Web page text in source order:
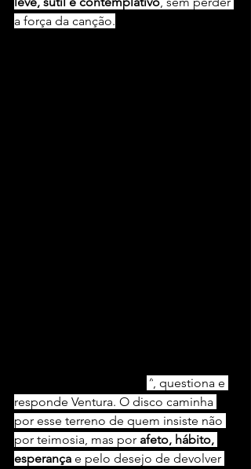
a força da canção.
”, questiona e
responde Ventura. O disco caminha
por esse terreno de quem insiste não
por teimosia, mas por afeto, hábito,
esperança e pelo desejo de devolver